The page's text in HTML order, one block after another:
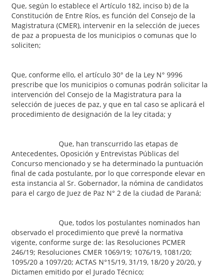
Que, según lo establece el Artículo 182, inciso b) de la
Constitución de Entre Ríos, es función del Consejo de la
Magistratura (CMER), intervenir en la selección de jueces
de paz a propuesta de los municipios o comunas que lo
soliciten;
Que, conforme ello, el artículo 30° de la Ley N° 9996
prescribe que los municipios o comunas podrán solicitar la
intervención del Consejo de la Magistratura para la
selección de jueces de paz, y que en tal caso se aplicará el
procedimiento de designación de la ley citada; y
Que, han transcurrido las etapas de
Antecedentes, Oposición y Entrevistas Públicas del
Concurso mencionado y se ha determinado la puntuación
final de cada postulante, por lo que corresponde elevar en
esta instancia al Sr. Gobernador, la nómina de candidatos
para el cargo de Juez de Paz N° 2 de la ciudad de Paraná;
Que, todos los postulantes nominados han
observado el procedimiento que prevé la normativa
vigente, conforme surge de: las Resoluciones PCMER
246/19; Resoluciones CMER 1069/19; 1076/19, 1081/20;
1095/20 a 1097/20; ACTAS N°15/19, 31/19, 18/20 y 20/20, y
Dictamen emitido por el Jurado Técnico;